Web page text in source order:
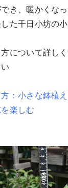
き、暖かくな
た千日小坊の小
について詳しく
：小さな鉢植
楽しむ